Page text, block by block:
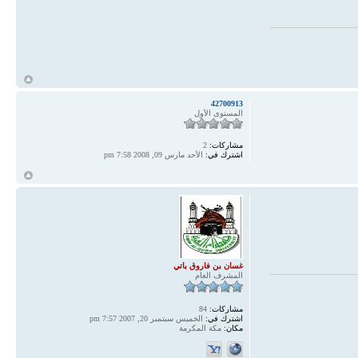
42700913
المستوى الأول
مشاركات:
اشترك في: الأحد مارس 09, 2008 7:58 pm
غسان بن فاروق باتي
المشرف العام
مشاركات:
اشترك في: الخميس سبتمبر 20, 2007 7:57 pm
مكان: مكة المكرمة